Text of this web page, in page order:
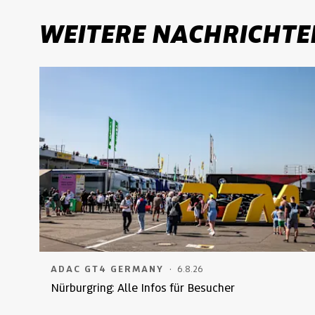
WEITERE
ADAC GT4 GERMANY · 6.8.26
Nürburgring: Alle Infos für Besucher